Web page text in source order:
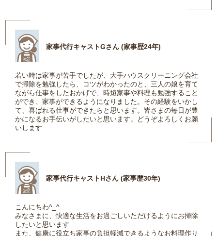
家事代行キャストGさん (家事歴24年)
若い時は家事が苦手でしたが、大手ハウスクリーニング会社
で掃除を勉強したら、コツがわかったのと、三人の娘を育て
ながら仕事をしたおかげで、時短家事や料理も勉強すること
ができ、家事ができるようになりました。その経験をいかし
て、喜ばれる仕事ができたらと思います。皆さまの毎日が豊
かになるお手伝いがしたいと思います。どうぞよろしくお願
いします
家事代行キャストHさん (家事歴30年)
こんにちわ^_^
みなさまに、快適な生活をお過ごしいただけるようにお掃除
したいと思います
また、健康に役立ち家事の負担軽減できるようなお料理作り